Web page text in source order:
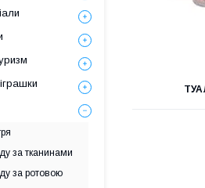
за тканинами
за ротовою